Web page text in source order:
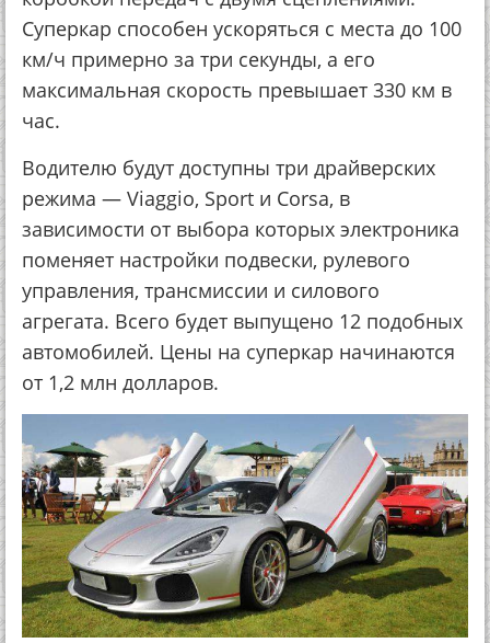
Суперкар способен ускоряться с места до 100
км/ч примерно за три секунды, а его
максимальная скорость превышает 330 км в
час.
Водителю будут доступны три драйверских
режима — Viaggio, Sport и Corsa, в
зависимости от выбора которых электроника
поменяет настройки подвески, рулевого
управления, трансмиссии и силового
агрегата. Всего будет выпущено 12 подобных
автомобилей. Цены на суперкар начинаются
от 1,2 млн долларов.